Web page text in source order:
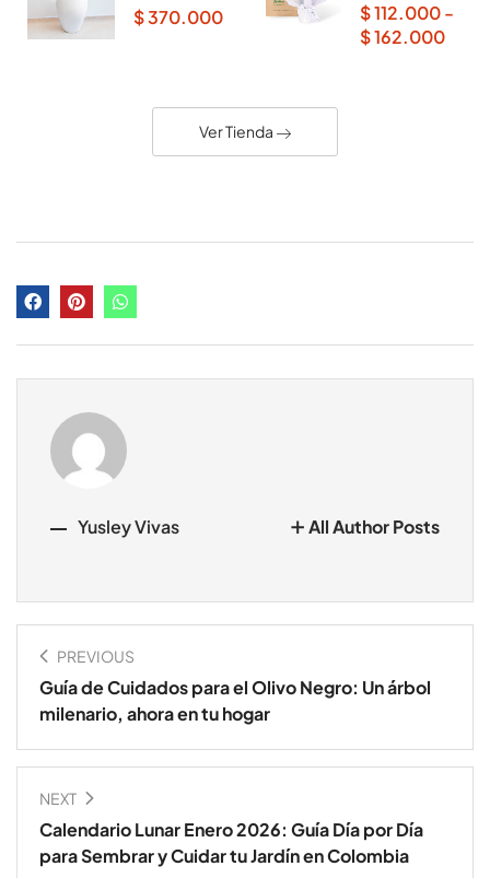
$370.000 $112.000-
$162.000
Ver Tienda
Yusley Vivas All Author Posts
PREVIOUS
Guía de Cuidados para el Olivo Negro: Un árbol
milenario, ahora en tu hogar
NEXT
Calendario Lunar Enero 2026: Guía Día por Día
para Sembrar y Cuidar tu Jardín en Colombia